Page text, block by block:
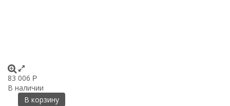
83 006 Р
В наличии
В корзину